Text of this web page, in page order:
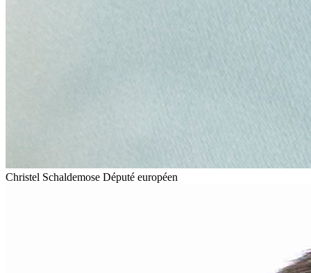
Christel Schaldemose Député européen